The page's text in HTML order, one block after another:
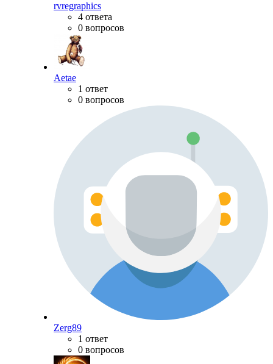
rvregraphics
4 ответа
0 вопросов
Aetae
1 ответ
0 вопросов
Zerg89
1 ответ
0 вопросов